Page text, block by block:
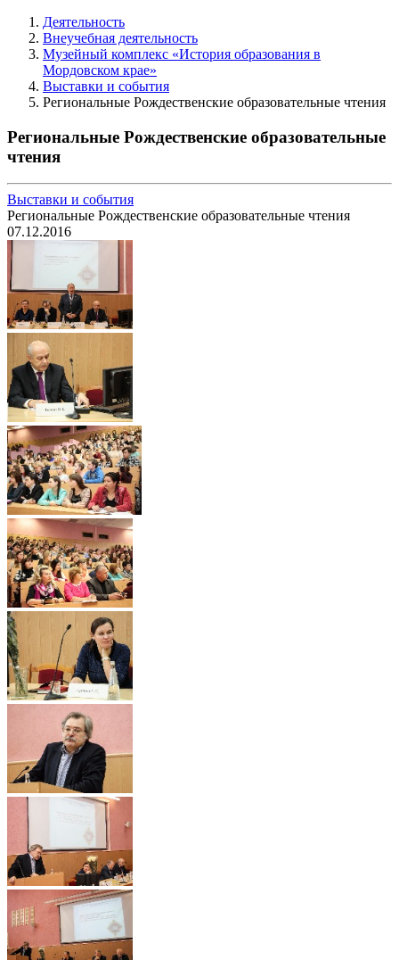
Деятельность
Внеучебная деятельность
Музейный комплекс «История образования в
Мордовском крае»
Выставки и события
Региональные Рождественские образовательные чтения
Региональные Рождественские образовательные
чтения
Выставки и события
Региональные Рождественские образовательные чтения
07.12.2016